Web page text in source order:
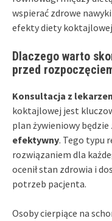
wspierać zdrowe
efekty diety
Dlaczego warto
przed
Konsultacja z
koktajlowej jest
plan żywieniowy
efektywny. Tego typu
rozwiązaniem dla
ocenił stan zdrowia i
potrzeb pacjenta.
Osoby cierpiące na